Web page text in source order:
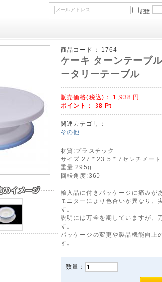
記憶
商品コード： 1764
ケーキ ターンテーブ
ータリーテーブル
販売価格(税込)： 1,938 円
ポイント： 38Pt
関連カテゴリ：
その他
材質:プラスチック
サイズ:27 * 23.5 * 7センチメート
重量:295g
回転角度:360
輸入品に付きパッケージに痛みが
モニターにより色合いが異なり、
す。
説明には万全を期していますが、
す。
パッケージの変更や製品機能向上
す。
数量：